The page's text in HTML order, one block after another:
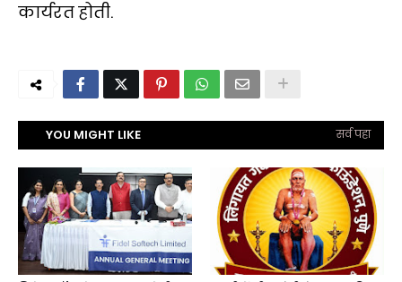
कार्यरत होती.
YOU MIGHT LIKE सर्व पहा